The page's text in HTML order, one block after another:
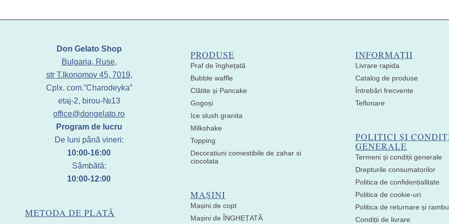
Don Gelato Shop
Bulgaria, Ruse,
str T.Ikonomov 45, 7019,
Cplx. com.”Charodeyka”
etaj-2, birou-№13
office@dongelato.ro
Program de lucru
De luni până vineri:
10:00-16:00
Sâmbătă:
10:00-12:00
METODA DE PLATĂ
PRODUSE
Praf de înghețată
Bubble waffle
Clătite și Pancake
Gogoși
Ice slush granita
Milkshake
Topping
Decoratiuni comestibile de zahar si
ciocolata
MAȘINI
Mașini de copt
Mașini de ÎNGHEȚATĂ
INFORMAȚII
Livrare rapida
Catalog de produse
Întrebări frecvente
Teflonare
POLITICI ȘI
GENERALE
Termeni și condiții generale
Drepturile consumatorilor
Politica de confidențialitate
Politica de cookie-uri
Politica de returnare și
Condiții de livrare